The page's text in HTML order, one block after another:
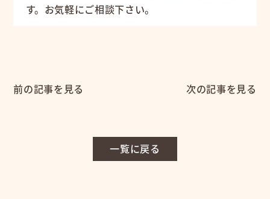
す。お気軽にご相談下さい。
前の記事を見る
一覧に戻る
次の記事を見る